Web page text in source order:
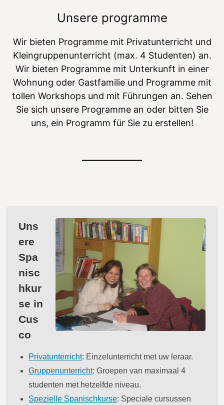
Unsere programme
Wir bieten Programme mit Privatunterricht und
Kleingruppenunterricht (max. 4 Studenten) an.
Wir bieten Programme mit Unterkunft in einer
Wohnung oder Gastfamilie und Programme mit
tollen Workshops und mit Führungen an. Sehen
Sie sich unsere Programme an oder bitten Sie
uns, ein Programm für Sie zu erstellen!
Uns
ere
Spa
nisc
hkur
se in
Cus
co
Privatunterricht: Einzelunterricht met uw leraar.
Gruppenunterricht: Groepen van maximaal 4
studenten met hetzelfde niveau.
Spezielle Spanischkurse: Speciale cursussen